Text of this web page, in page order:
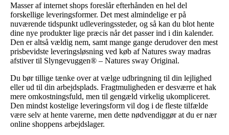
Masser af internet shops foreslår efterhånden en hel del
forskellige leveringsformer. Det mest almindelige er på
nuværende tidspunkt udleveringssteder, og så kan du blot hente
dine nye produkter lige præcis når det passer ind i din kalender.
Den er altså vældig nem, samt mange gange derudover den mest
prisbevidste leveringsløsning ved køb af Natures sway madras
afstiver til Slyngevuggen® – Natures sway Original.
Du bør tillige tænke over at vælge udbringning til din lejlighed
eller ud til din arbejdsplads. Fragtmuligheden er desværre et hak
mere omkostningsfuld, men til gengæld virkelig ukompliceret.
Den mindst kostelige leveringsform vil dog i de fleste tilfælde
være selv at hente varerne, men dette nødvendiggør at du er nær
online shoppens arbejdslager.